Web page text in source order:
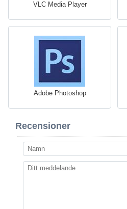
VLC Media Player
Adobe Photoshop
Recensioner